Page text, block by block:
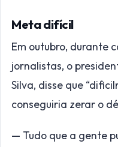
Meta difícil
Em outubro, durante
jornalistas, o
Silva, disse que
conseguiria zerar o
— Tudo que a gente